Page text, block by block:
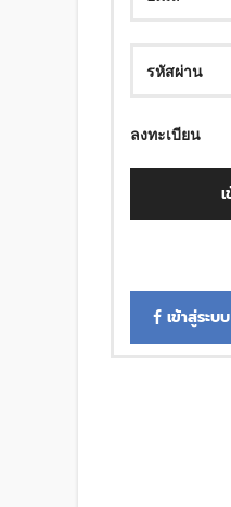
ลงทะเบียน
เข้าสู่ระบ